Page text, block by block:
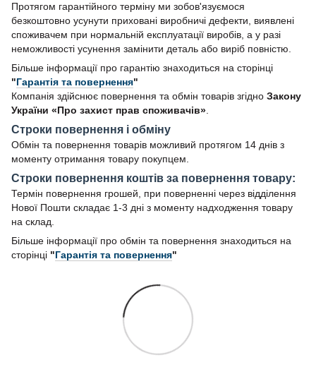
Протягом гарантійного терміну ми зобов'язуємося
безкоштовно усунути приховані виробничі дефекти, виявлені
споживачем при нормальній експлуатації виробів, а у разі
неможливості усунення замінити деталь або виріб повністю.
Більше інформації про гарантію знаходиться на сторінці
"Гарантія та повернення"
Компанія здійснює повернення та обмін товарів згідно Закону
України «Про захист прав споживачів»
Строки повернення і обміну
Обмін та повернення товарів можливий протягом 14 днів з
моменту отримання товару покупцем.
Строки повернення коштів за повернення товару:
Термін повернення грошей, при поверненні через відділення
Нової Пошти складає 1-3 дні з моменту надходження товару
на склад.
Більше інформації про обмін та повернення знаходиться на
сторінці "Гарантія та повернення"